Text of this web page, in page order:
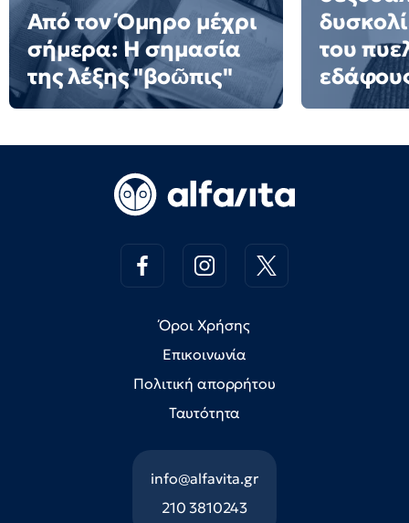
Από τον Όμηρο μέχρι
σήμερα: Η σημασία
της λέξης "βοῶπις"
του
Όροι Χρήσης
Επικοινωνία
Πολιτική απορρήτου
Ταυτότητα
info@alfavita.gr
210 3810243